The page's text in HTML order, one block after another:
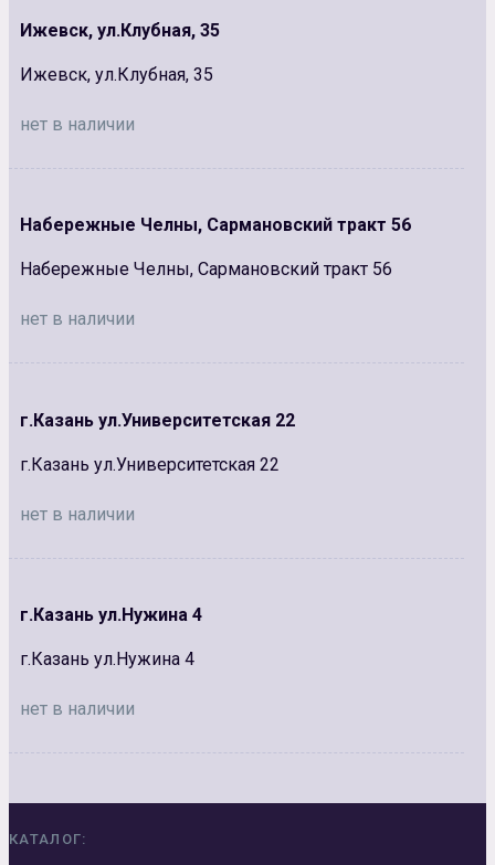
Ижевск, ул.Клубная, 35
Ижевск, ул.Клубная, 35
нет в наличии
Набережные Челны, Сармановский тракт 56
Набережные Челны, Сармановский тракт 56
нет в наличии
г.Казань ул.Университетская 22
г.Казань ул.Университетская 22
нет в наличии
г.Казань ул.Нужина 4
г.Казань ул.Нужина 4
нет в наличии
КАТАЛОГ: